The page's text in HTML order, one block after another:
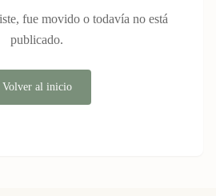
fue movido o todavía no está
publicado.
Volver al inicio